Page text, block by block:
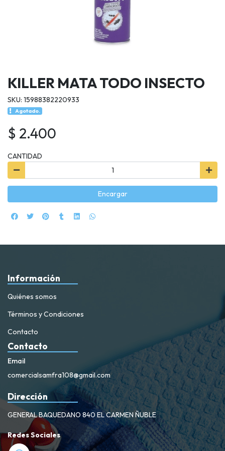
KILLER MATA TODO INSECTO
SKU: 15988382220933
Agotado.
$ 2.400
CANTIDAD
Encargar
Información
Quiénes somos
Términos y Condiciones
Contacto
Contacto
Email
comercialsamfra108@gmail.com
Dirección
GENERAL BAQUEDANO 840 EL CARMEN ÑUBLE
Redes Sociales